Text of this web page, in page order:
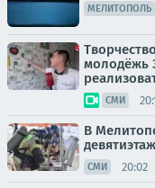
МЕЛИТОПОЛЬ
молодёжь
СМИ
В
СМИ 20:02